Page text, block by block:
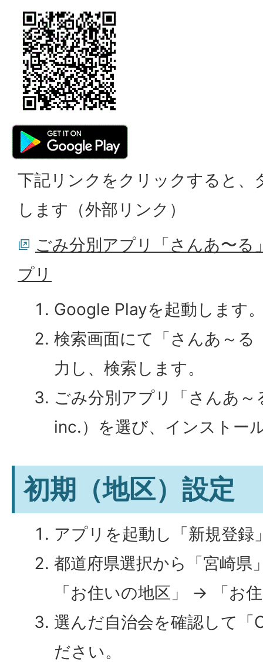
下記リンクをクリックすると、
します（外部リンク）
ごみ分別アプリ「さんあ〜
プリ
Google Playを起動します
検索画面にて「さんあ～る
力し、検索します。
ごみ分別アプリ「さんあ
inc.）を選び、インストー
初期（地区）設定
アプリを起動し「新規登録
都道府県選択から「宮崎
「お住いの地区」 → 「お
選んだ自治会を確認して「
ださい。